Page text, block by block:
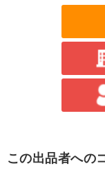
この出品者への